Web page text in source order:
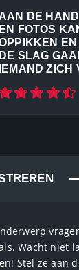
AAN DE
EN FOTOS
DE SLAG
IEMAND ZICH
Wacht niet
Stel ze aan